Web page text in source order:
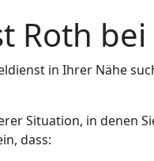
Roth
in Ihrer Nähe
Situation, in denen
dass: